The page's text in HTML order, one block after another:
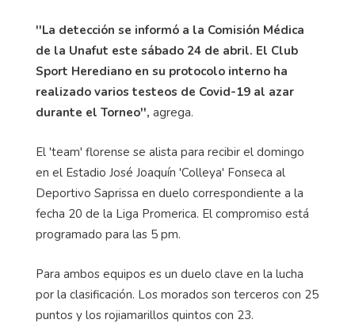
''La detección se informó a la Comisión Médica
de la Unafut este sábado 24 de abril. El Club
Sport Herediano en su protocolo interno ha
realizado varios testeos de Covid-19 al azar
durante el Torneo'', agrega.
El 'team' florense se alista para recibir el domingo
en el Estadio José Joaquín 'Colleya' Fonseca al
Deportivo Saprissa en duelo correspondiente a la
fecha 20 de la Liga Promerica. El compromiso está
programado para las 5 pm.
Para ambos equipos es un duelo clave en la lucha
por la clasificación. Los morados son terceros con 25
puntos y los rojiamarillos quintos con 23.